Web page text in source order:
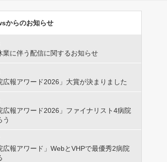
からのお知らせ
業に伴う配信に関するお知らせ
広報アワード2026」大賞が決まりました
広報アワード2026」ファイナリスト4病院
う
広報アワード」WebとVHPで最優秀2病院